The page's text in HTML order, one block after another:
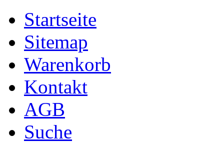
Startseite
Sitemap
Warenkorb
Kontakt
AGB
Suche